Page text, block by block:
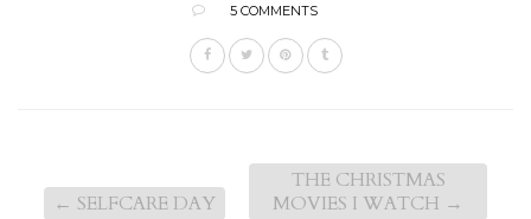
5 COMMENTS
← SELFCARE DAY
THE CHRISTMAS
MOVIES I WATCH →